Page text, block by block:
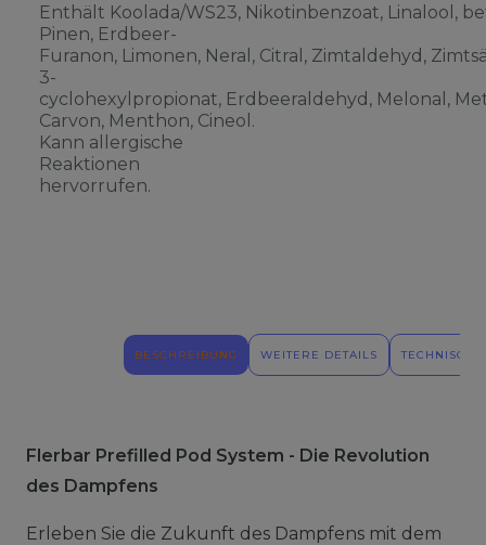
Enthält Koolada/WS23, Nikotinbenzoat, Linalool,
Pinen, Erdbeer-
Furanon, Limonen, Neral, Citral, Zimtaldehyd,
3-
cyclohexylpropionat, Erdbeeraldehyd, Melonal,
Carvon, Menthon, Cineol.
Kann allergische
Reaktionen
hervorrufen.
BESCHREIBUNG WEITERE DETAILS
Flerbar Prefilled Pod System - Die Revolution
des Dampfens
Erleben Sie die Zukunft des Dampfens mit dem